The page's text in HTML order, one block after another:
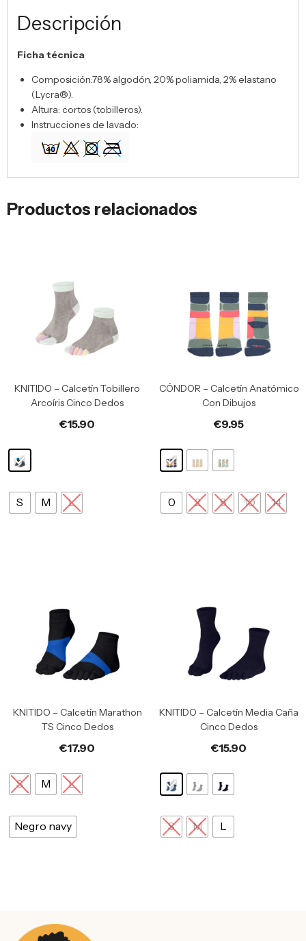
Descripción
Ficha técnica
Composición:78% algodón, 20% poliamida, 2% elastano
(Lycra®).
Altura: cortos (tobilleros).
Instrucciones de lavado:
Productos relacionados
KNITIDO – Calcetín Tobillero
Arcoíris Cinco Dedos
€15.90
S M L
CÓNDOR – Calcetín Anatómico
Con Dibujos
€9.95
0 2 8 10 14
KNITIDO – Calcetín Marathon
TS Cinco Dedos
€17.90
S M L
Negro navy
KNITIDO – Calcetín Media Caña
Cinco Dedos
€15.90
S M L